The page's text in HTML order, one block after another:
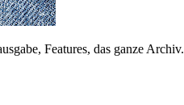
Features, das ganze Archiv.